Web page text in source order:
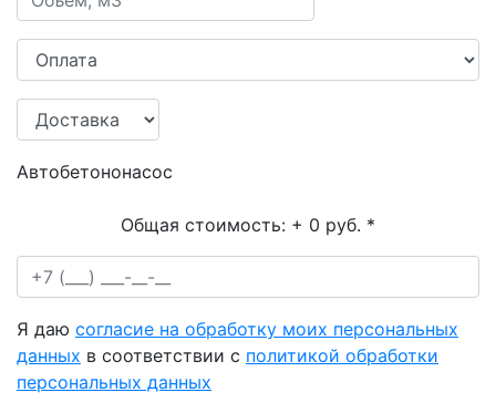
Автобетононасос
Общая стоимость: + 0 руб. *
Я даю согласие на обработку моих персональных
данных в соответствии с политикой обработки
персональных данных